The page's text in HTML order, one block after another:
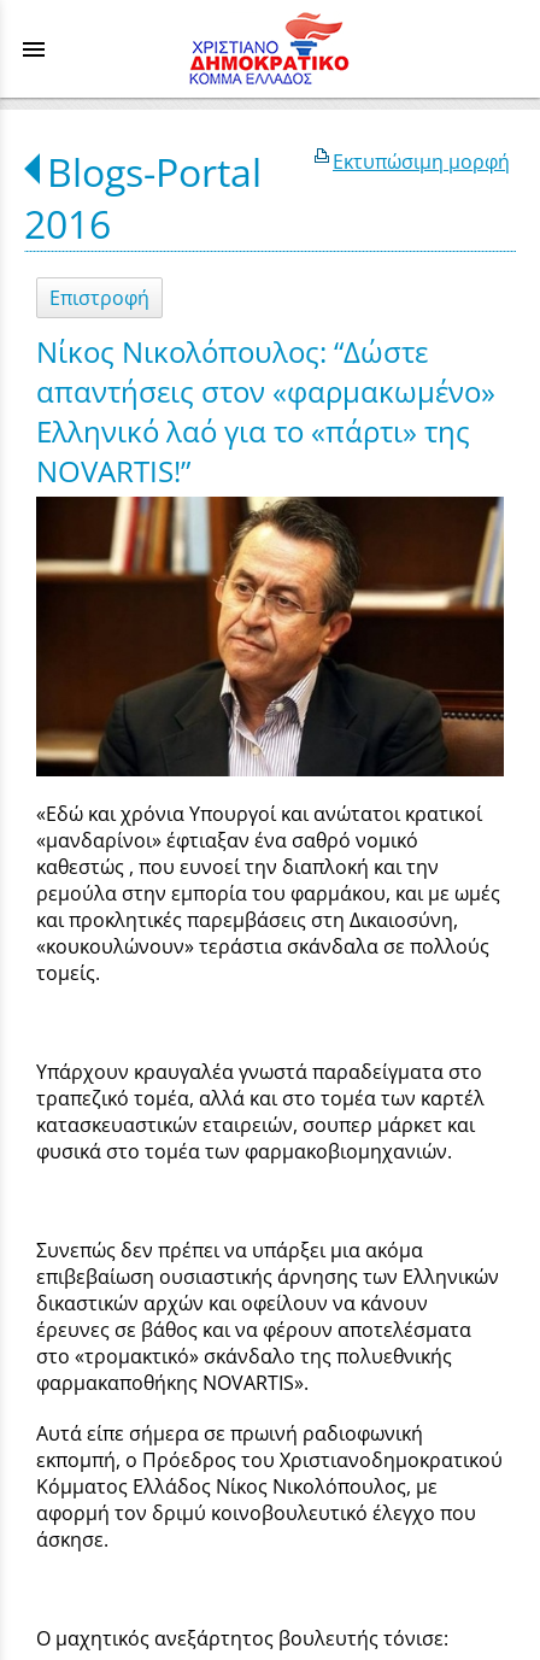
menu
Εκτυπώσιμη μορφή
Blogs-Portal
2016
Επιστροφή
Νίκος Νικολόπουλος: “Δώστε
απαντήσεις στον «φαρμακωμένο»
Ελληνικό λαό για το «πάρτι» της
NOVARTIS!”
«Εδώ και χρόνια Υπουργοί και ανώτατοι κρατικοί
«μανδαρίνοι» έφτιαξαν ένα σαθρό νομικό
καθεστώς , που ευνοεί την διαπλοκή και την
ρεμούλα στην εμπορία του φαρμάκου, και με ωμές
και προκλητικές παρεμβάσεις στη Δικαιοσύνη,
«κουκουλώνουν» τεράστια σκάνδαλα σε πολλούς
τομείς.
Υπάρχουν κραυγαλέα γνωστά παραδείγματα στο
τραπεζικό τομέα, αλλά και στο τομέα των καρτέλ
κατασκευαστικών εταιρειών, σουπερ μάρκετ και
φυσικά στο τομέα των φαρμακοβιομηχανιών.
Συνεπώς δεν πρέπει να υπάρξει μια ακόμα
επιβεβαίωση ουσιαστικής άρνησης των Ελληνικών
δικαστικών αρχών και οφείλουν να κάνουν
έρευνες σε βάθος και να φέρουν αποτελέσματα
στο «τρομακτικό» σκάνδαλο της πολυεθνικής
φαρμακαποθήκης NOVARTIS».
Αυτά είπε σήμερα σε πρωινή ραδιοφωνική
εκπομπή, ο Πρόεδρος του Χριστιανοδημοκρατικού
Κόμματος Ελλάδος Νίκος Νικολόπουλος, με
αφορμή τον δριμύ κοινοβουλευτικό έλεγχο που
άσκησε.
Ο μαχητικός ανεξάρτητος βουλευτής τόνισε: